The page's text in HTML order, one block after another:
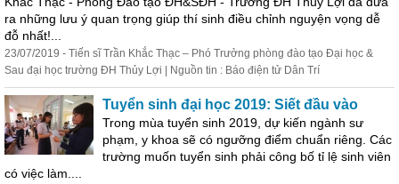
ra những lưu ý quan trọng giúp thí sinh điều chỉnh nguyện vọng dễ
đỗ nhất!...
23/07/2019 - Tiến sĩ Trần Khắc Thạc – Phó Trưởng phòng đào tạo Đại học &
Sau đại học trường ĐH Thủy Lợi | Nguồn tin : Báo điện tử Dân Trí
Tuyển sinh đại học 2019: Siết đầu vào
Trong mùa tuyển sinh 2019, dự kiến ngành sư
phạm, y khoa sẽ có ngưỡng điểm chuẩn riêng. Các
trường muốn tuyển sinh phải công bố tỉ lệ sinh viên
có việc làm....